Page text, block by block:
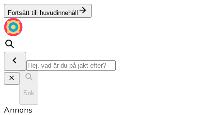
Fortsätt till huvudinnehåll
Sök
Annons